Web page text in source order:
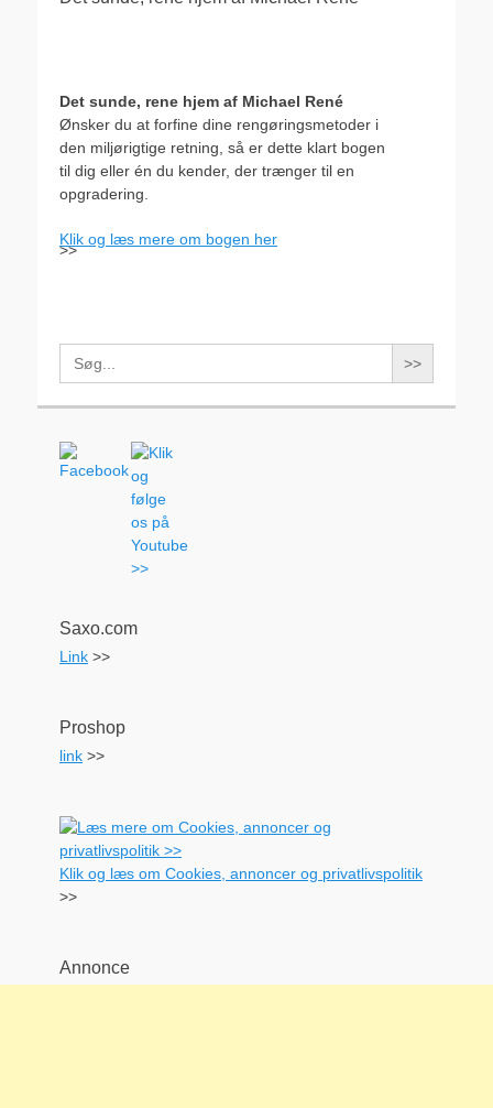
Det sunde, rene hjem af Michael René
Ønsker du at forfine dine rengøringsmetoder i
den miljørigtige retning, så er dette klart bogen
til dig eller én du kender, der trænger til en
opgradering.
Klik og læs mere om bogen her
>>
Search
for:
Saxo.com
Link >>
Proshop
link >>
Klik og læs om Cookies, annoncer og privatlivspolitik
>>
Annonce